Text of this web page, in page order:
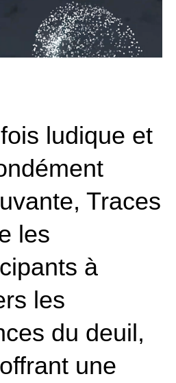
ludique et
Traces
les
à
les
du deuil,
une